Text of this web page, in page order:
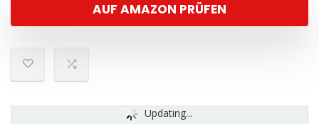
AUF AMAZON PRÜFEN
Updating...